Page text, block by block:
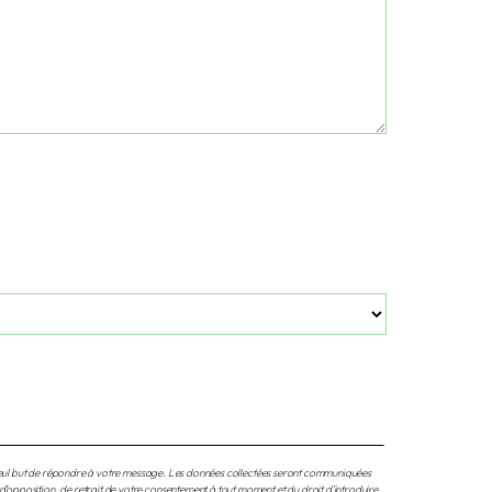
but de répondre à votre message. Les données collectées seront communiquées